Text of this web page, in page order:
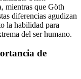
mientras que Göth
diferencias agudizan
la habilidad para
del ser humano.
de